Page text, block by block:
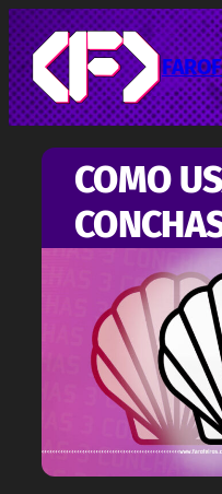
Pular
para
o
conteúdo
COMO